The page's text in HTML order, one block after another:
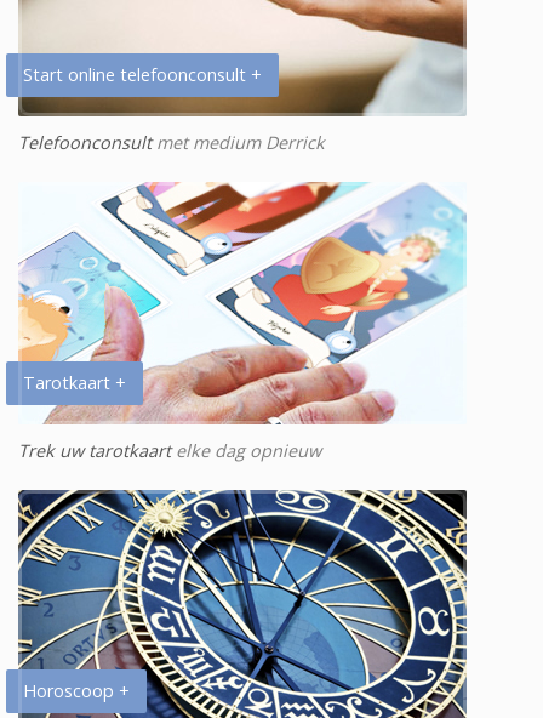
Start online telefoonconsult +
Telefoonconsultmet medium Derrick
Tarotkaart +
Trek uw tarotkaartelke dag opnieuw
Horoscoop +